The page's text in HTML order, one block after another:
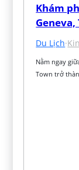
Khám
Geneva,
Du Lịch·
Nằm ngay
Town trở